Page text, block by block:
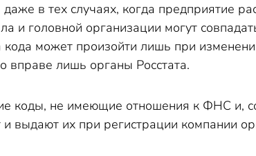
в тех случаях, когда предприятие
и головной организации могут
может произойти лишь при
вправе лишь органы Росстата.
коды, не имеющие отношения к ФНС и,
их при регистрации компании